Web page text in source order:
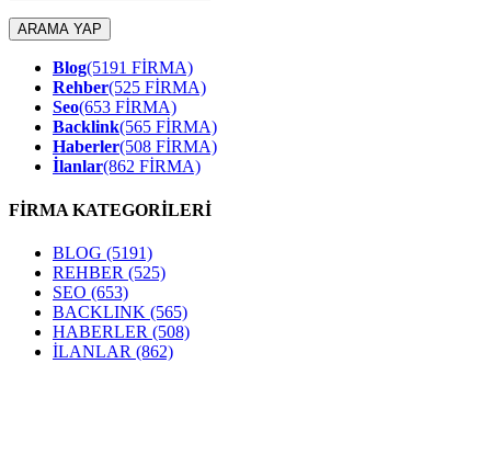
ARAMA YAP
Blog(5191 FİRMA)
Rehber(525 FİRMA)
Seo(653 FİRMA)
Backlink(565 FİRMA)
Haberler(508 FİRMA)
İlanlar(862 FİRMA)
FİRMA KATEGORİLERİ
BLOG (5191)
REHBER (525)
SEO (653)
BACKLINK (565)
HABERLER (508)
İLANLAR (862)